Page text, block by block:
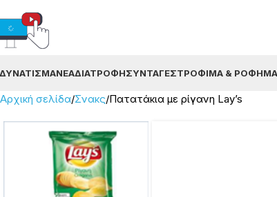
ΝΈΑΔΙΑΤΡΟΦΉΣΥΝΤΑΓΈΣΤΡΌΦΙΜΑ &
Αρχική σελίδα Σνακς Πατατάκια με ρίγανη Lay’s